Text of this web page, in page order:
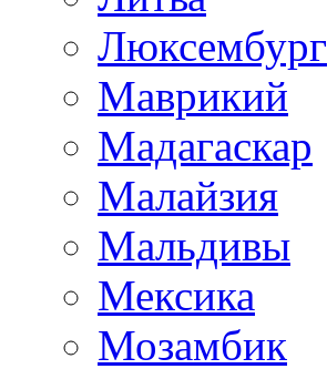
Люксембург
Маврикий
Мадагаскар
Малайзия
Мальдивы
Мексика
Мозамбик